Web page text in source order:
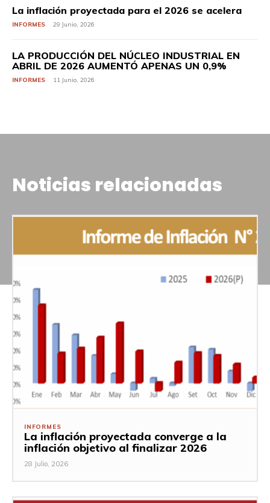
La inflación proyectada para el 2026 se acelera
INFORMES 29 Junio, 2026
LA PRODUCCIÓN DEL NÚCLEO INDUSTRIAL EN
ABRIL DE 2026 AUMENTÓ APENAS UN 0,9%
INFORMES 11 Junio, 2026
Noticias relacionadas
INFORMES
La inflación proyectada converge a la
inflación objetivo al finalizar 2026
28 Julio, 2026